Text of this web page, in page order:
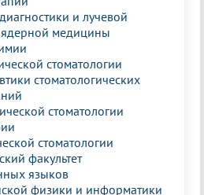
и лучевой
ядерной медицины
стоматологии
стоматологических
стоматологии
стоматологии
факультет
языков
физики и информатики